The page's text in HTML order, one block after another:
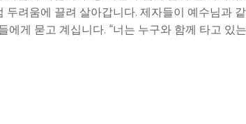
려움에 끌려 살아갑니다. 제자들이 예수님과
게 묻고 계십니다. “너는 누구와 함께 타고 있